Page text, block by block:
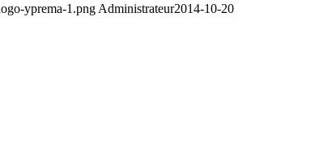
yprema-1.png Administrateur2014-10-20